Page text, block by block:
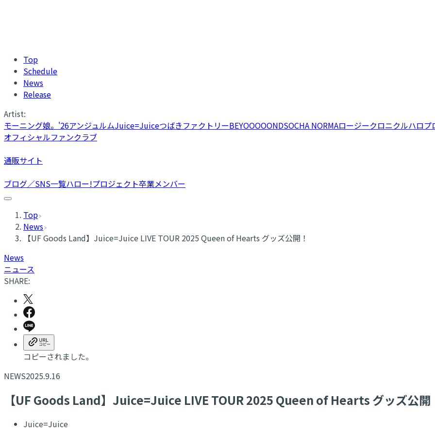
Top
Schedule
News
Release
Artist:
モーニング娘。'26アンジュルムJuice=JuiceつばきファクトリーBEYOOOOONDSOCHA NORMAロージークロニクルハロプ
オフィシャルファンクラブ
通販サイト
ブログ／SNS一覧ハロー!プロジェクト卒業メンバー
Top
News
【UF Goods Land】Juice=Juice LIVE TOUR 2025 Queen of Hearts グッズ公開！
News
ニュース
SHARE:
コピーされました。
NEWS2025.9.16
【UF Goods Land】Juice=Juice LIVE TOUR 2025 Queen of Hearts グッズ公開
Juice=Juice